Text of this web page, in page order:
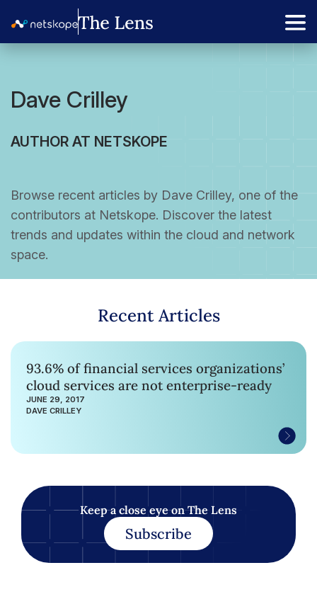
Dave Crilley
AUTHOR AT NETSKOPE
Browse recent articles by Dave Crilley, one of the
contributors at Netskope. Discover the latest
trends and updates within the cloud and network
space.
Recent Articles
93.6% of financial services organizations’
cloud services are not enterprise-ready
JUNE 29, 2017
DAVE CRILLEY
Keep a close eye on The Lens
Subscribe